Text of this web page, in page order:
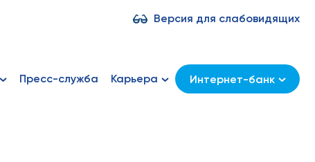
Версия для слабовидящих
Пресс-служба Карьера Интернет-банк